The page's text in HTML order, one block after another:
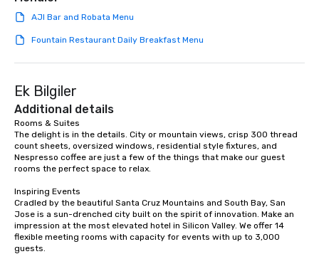
Dining When meeting planners book a
corporate group event through Lip
group is assured a top-notch dining
signature dishes at each restaurant.
Our affordable tours are priced per
person with tax and gratuities
included. The only thing not included
are drinks. However, a beverage
package upgrade is available, which
at various stops. Build Your Network
Our exclusive experiences provide the
ultimate networking opportunities. At
a typical sit-down dinner, you’re lucky
AJI Bar and Robata Menu
Fountain Restaurant Daily Breakfast Menu
Ek Bilgiler
Additional details
Rooms & Suites
The delight is in the details. City or mountain views, crisp 300 thread
count sheets, oversized windows, residential style fixtures, and
Nespresso coffee are just a few of the things that make our guest
rooms the perfect space to relax.
Inspiring Events
Cradled by the beautiful Santa Cruz Mountains and South Bay, San
Jose is a sun-drenched city built on the spirit of innovation. Make an
impression at the most elevated hotel in Silicon Valley. We offer 14
flexible meeting rooms with capacity for events with up to 3,000
guests.